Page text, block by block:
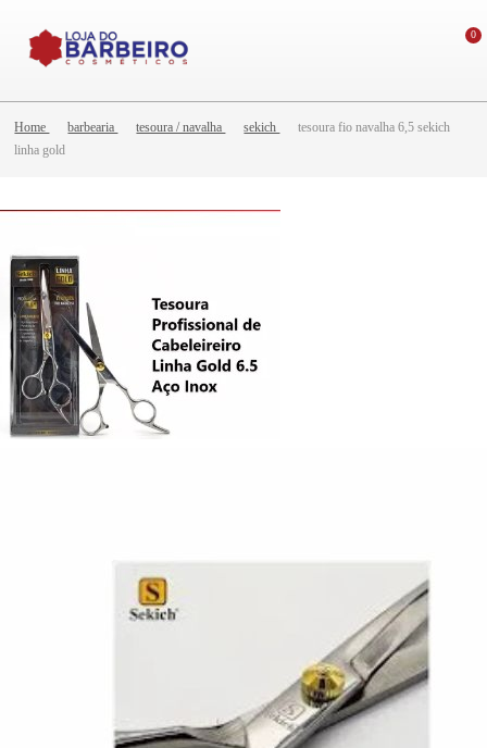
0
Home barbearia tesoura / navalha sekich
tesoura fio navalha 6,5 sekich
linha gold